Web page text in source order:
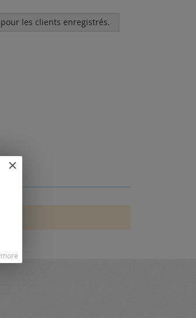
les clients enregistrés.